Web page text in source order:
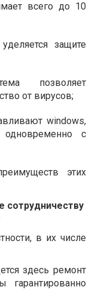
всего до 10
защите
позволяет
от вирусов;
windows,
с
этих
сотрудничеству
в их числе
здесь ремонт
гарантированно